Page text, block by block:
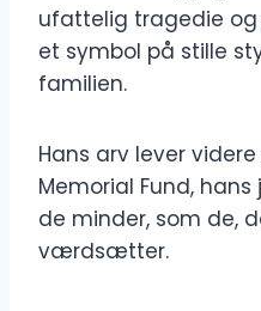
ufattelig tragedie
et symbol på stille
familien.
Hans arv lever
Memorial Fund,
de minder, som de,
værdsætter.